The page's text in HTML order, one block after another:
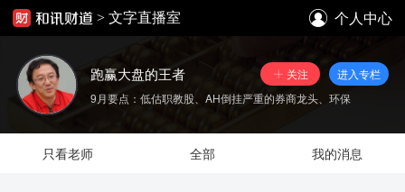
> 文字直播室 个人中心
跑赢大盘的王者 关注
进入专栏
9月要点：低估职教股、AH倒挂严重的券商龙头、环保
只看老师 全部 我的消息